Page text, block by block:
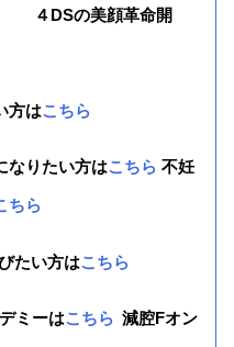
４DSの美顔革命開
方はこちら
なりたい方はこちら 不妊
ちら
たい方はこちら
ミーはこちら 減腔Fオン